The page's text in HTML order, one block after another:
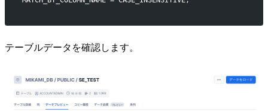
テーブルデータを確認します。